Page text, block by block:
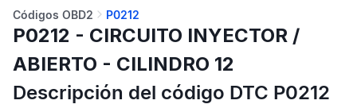
Códigos OBD2 P0212
P0212 - CIRCUITO INYECTOR /
ABIERTO - CILINDRO 12
Descripción del código DTC P0212